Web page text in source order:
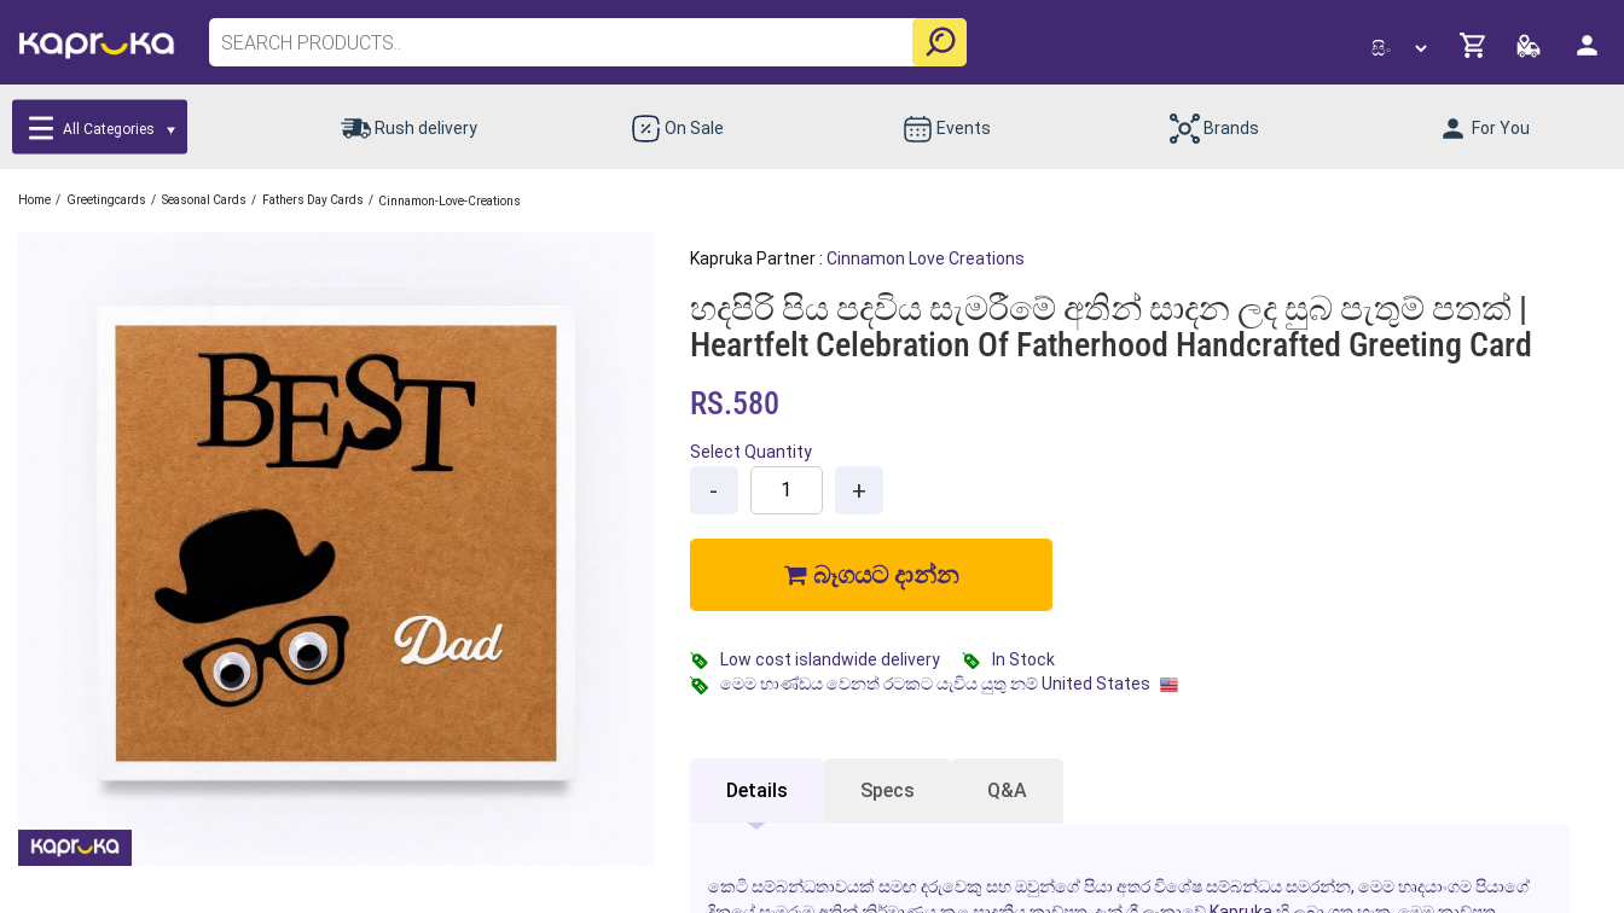
All Categories Rush delivery On Sale Events Brands For You
Home / Greetingcards / Seasonal Cards / Fathers Day Cards / Cinnamon-Love-Creations
Kapruka Partner : Cinnamon Love Creations
හදපිරි පිය පදවිය සැමරීමේ අතින් සාදන ලද සුබ පැතුම් පතක් |
Heartfelt Celebration Of Fatherhood Handcrafted Greeting Card
RS.580
Select Quantity
- +
බෑගයට දාන්න
Low cost islandwide delivery
In Stock
මෙම භාණ්ඩය වෙනත් රටකට යැවිය යුතු නම් United States
Details Specs Q&A
කෙටි සම්බන්ධතාවයක් සමඟ දරුවෙකු සහ ඔවුන්ගේ පියා අතර විශේෂ සම්බන්ධය සමරන්න, මෙම හෘදයාංගම පියාගේ